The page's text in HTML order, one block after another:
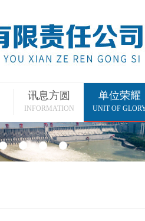
讯息方圆
INFORMATION
单位荣耀
UNIT OF